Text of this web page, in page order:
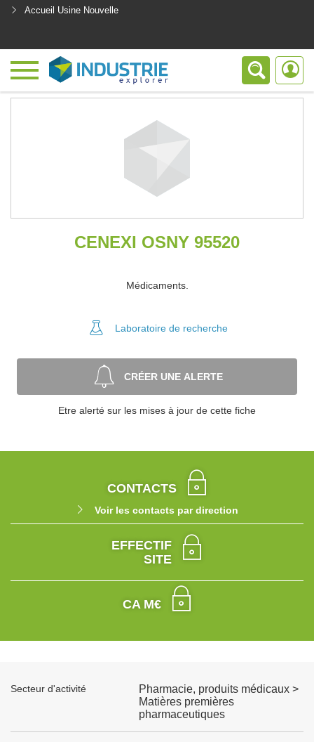
Accueil Usine Nouvelle
CENEXI OSNY 95520
Médicaments.
Laboratoire de recherche
CRÉER UNE ALERTE
Etre alerté sur les mises à jour de cette fiche
CONTACTS
Voir les contacts par direction
EFFECTIF
SITE
CA M€
Secteur d'activité
Pharmacie, produits médicaux >
Matières premières
pharmaceutiques